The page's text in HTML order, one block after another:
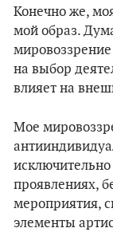
Конечно же,
мой образ.
на выбор
влияет на
Мое
исключительно
проявлениях,
мероприятия,
элементы